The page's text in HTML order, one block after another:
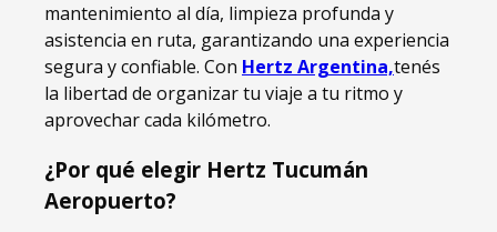
mantenimiento al día, limpieza profunda y
asistencia en ruta, garantizando una experiencia
segura y confiable. Con Hertz Argentina,tenés
la libertad de organizar tu viaje a tu ritmo y
aprovechar cada kilómetro.
¿Por qué elegir Hertz Tucumán
Aeropuerto?